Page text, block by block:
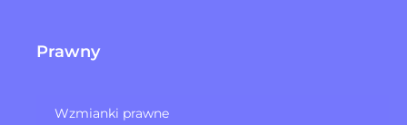
Prawny
Wzmianki prawne